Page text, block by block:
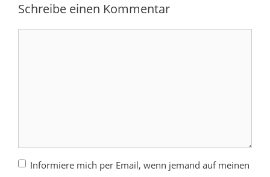
Schreibe einen Kommentar
Informiere mich per Email, wenn jemand auf meinen